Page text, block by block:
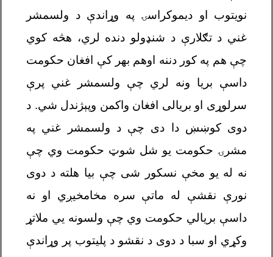
نویتوب او دیموکراسۍ په وړاندې د ولسمشر
غني د تګلارې د شنډولو دنده لري، هڅه کوي
چې هم په کور دننه اوهم بهر کې افغان حکومت
داسې بریا ونه لري چې ولسمشر غني پرې
سرلوړی او بریالی افغان واکمن وپېژندل شي. د
دوی کوښښ دا دی چې د ولسمشر غني په
مشرۍ حکومت یو شل شوټ حکومت وي چې
نه له یو مخې نسکور شی چې بیا هلته د دوی
نورې نقشې له ماتې سره مخامخیږي او نه
داسې بریالي حکومت وي چې ولسونه يي ملاتړ
وکړي او سبا د دوی د نقشو د پلیتوب پر وړاندې